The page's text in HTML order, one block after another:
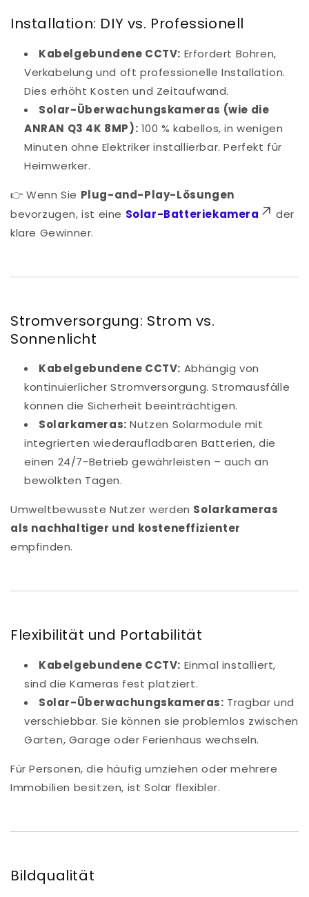
Installation: DIY vs. Professionell
Kabelgebundene CCTV: Erfordert Bohren,
Verkabelung und oft professionelle Installation.
Dies erhöht Kosten und Zeitaufwand.
Solar-Überwachungskameras (wie die
ANRAN Q3 4K 8MP): 100 % kabellos, in wenigen
Minuten ohne Elektriker installierbar. Perfekt für
Heimwerker.
👉 Wenn Sie Plug-and-Play-Lösungen
bevorzugen, ist eine Solar-Batteriekamera
der
klare Gewinner.
Stromversorgung: Strom vs.
Sonnenlicht
Kabelgebundene CCTV: Abhängig von
kontinuierlicher Stromversorgung. Stromausfälle
können die Sicherheit beeinträchtigen.
Solarkameras: Nutzen Solarmodule mit
integrierten wiederaufladbaren Batterien, die
einen 24/7-Betrieb gewährleisten – auch an
bewölkten Tagen.
Umweltbewusste Nutzer werden Solarkameras
als nachhaltiger und kosteneffizienter
empfinden.
Flexibilität und Portabilität
Kabelgebundene CCTV: Einmal installiert,
sind die Kameras fest platziert.
Solar-Überwachungskameras: Tragbar und
verschiebbar. Sie können sie problemlos zwischen
Garten, Garage oder Ferienhaus wechseln.
Für Personen, die häufig umziehen oder mehrere
Immobilien besitzen, ist Solar flexibler.
Bildqualität